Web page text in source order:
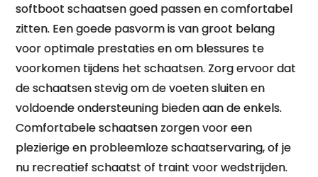
softboot schaatsen goed passen en comfortabel
zitten. Een goede pasvorm is van groot belang
voor optimale prestaties en om blessures te
voorkomen tijdens het schaatsen. Zorg ervoor dat
de schaatsen stevig om de voeten sluiten en
voldoende ondersteuning bieden aan de enkels.
Comfortabele schaatsen zorgen voor een
plezierige en probleemloze schaatservaring, of je
nu recreatief schaatst of traint voor wedstrijden.